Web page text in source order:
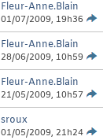
Fleur-Anne.Blain
01/07/2009, 19h36
Fleur-Anne.Blain
28/06/2009, 10h59
Fleur-Anne.Blain
21/05/2009, 10h57
sroux
01/05/2009, 21h24